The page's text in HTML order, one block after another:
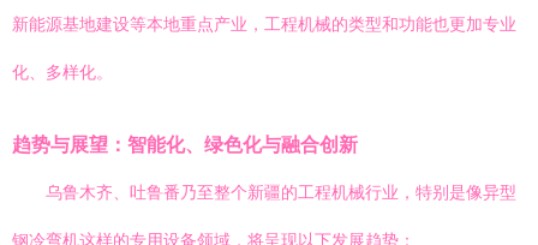
新能源基地建设等本地重点产业，工程机械的类型和功能也更加专业
化、多样化。
趋势与展望：智能化、绿色化与融合创新
乌鲁木齐、吐鲁番乃至整个新疆的工程机械行业，特别是像异型
钢冷弯机这样的专用设备领域，将呈现以下发展趋势：